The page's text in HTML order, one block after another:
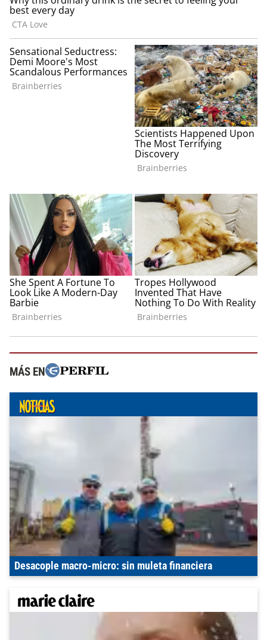
MÁS EN
Desacople macro-micro: sin muleta financiera